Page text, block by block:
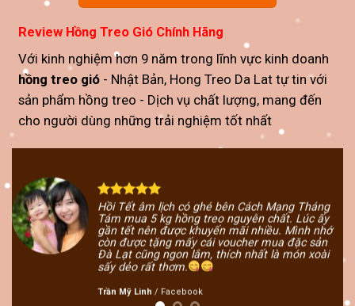
Review Hồng Treo Gió Chính Hãng
Với kinh nghiệm hơn 9 năm trong lĩnh vực kinh doanh
hồng treo gió - Nhật Bản, Hong Treo Da Lat tự tin với
sản phẩm hồng treo - Dịch vụ chất lượng, mang đến
cho người dùng những trải nghiệm tốt nhất
Hồi Tết âm lịch có ghé bên Cách Mạng Tháng
Tám mua 5 kg hồng treo nguyên chất. Lúc ấy
gần tết nên được khuyến mãi nhiều. Mình nhớ
còn được tặng mấy cái voucher mua đặc sản
Đà Lạt cũng ngon lắm, thích nhất là món xoài
sấy dẻo rất thơm.
Trần Mỹ Linh / Facebook